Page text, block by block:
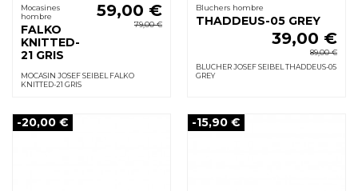
Mocasines
hombre
FALKO
KNITTED-
21 GRIS
59,00 €
79,00 €
MOCASIN JOSEF SEIBEL FALKO
KNITTED-21 GRIS
Bluchers hombre
THADDEUS-05 GREY
39,00 €
89,00 €
BLUCHER JOSEF SEIBEL THADDEUS-05
GREY
-20,00 € -15,90 €